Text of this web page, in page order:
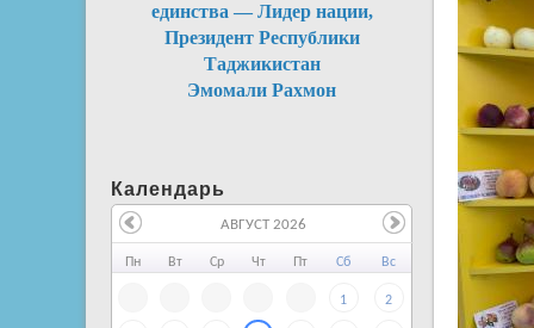
единства — Лидер нации,
Президент Республики
Таджикистан
Эмомали Рахмон
Календарь
Пн Вт Ср Чт Пт Сб Вс
1 2
АВГУСТ 2026